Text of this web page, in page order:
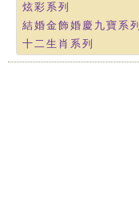
炫彩系列
結婚金飾婚慶九寶系列
十二生肖系列